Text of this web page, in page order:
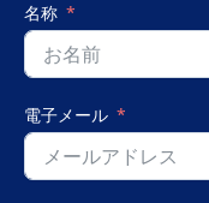
名称
電子メール